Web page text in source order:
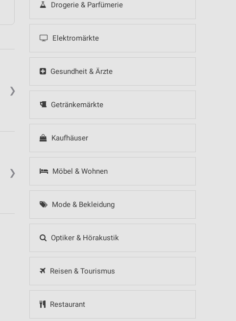
Drogerie & Parfümerie
Elektromärkte
Gesundheit & Ärzte
Getränkemärkte
Kaufhäuser
Möbel & Wohnen
Mode & Bekleidung
Optiker & Hörakustik
Reisen & Tourismus
Restaurant
❯
❯